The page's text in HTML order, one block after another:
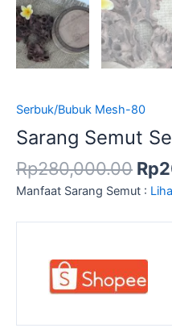
Serbuk/Bubuk Mesh-80
Sarang Semut
Rp280,000.00 Rp
Manfaat Sarang Semut :